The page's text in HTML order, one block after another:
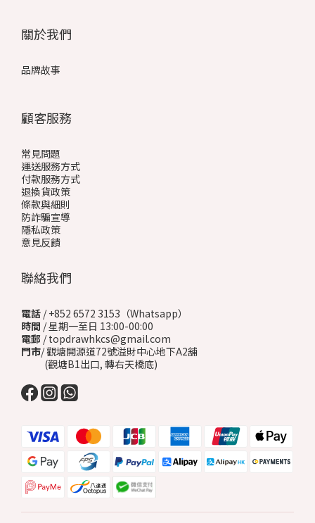
關於我們
品牌故事
顧客服務
常見問題
運送服務方式
付款服務方式
退換貨政策
條款與細則
防詐騙宣導
隱私政策
意見反饋
聯絡我們
電話 / +852 6572 3153（Whatsapp）
時間 / 星期一至日 13:00-00:00
電郵 / topdrawhkcs@gmail.com
門市/ 觀塘開源道72號溢財中心地下A2舖
(觀塘B1出口, 轉右天橋底)